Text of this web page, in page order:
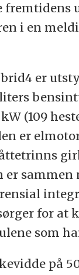
i en
er
(109
er
er sammen
for at
som
på